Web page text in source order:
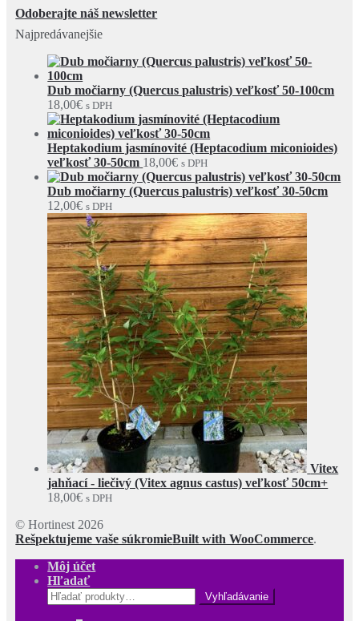
Odoberajte náš newsletter
Najpredávanejšie
Dub močiarny (Quercus palustris) veľkosť 50-100cm
18,00€ s DPH
Heptakodium jasmínovité (Heptacodium miconioides)
veľkosť 30-50cm 18,00€ s DPH
Dub močiarny (Quercus palustris) veľkosť 30-50cm
12,00€ s DPH
Vitex
jahňací - liečivý (Vitex agnus castus) veľkosť 50cm+
18,00€ s DPH
© Hortinest 2026
Rešpektujeme vaše súkromieBuilt with WooCommerce.
Môj účet
Hľadať
Hľadať: